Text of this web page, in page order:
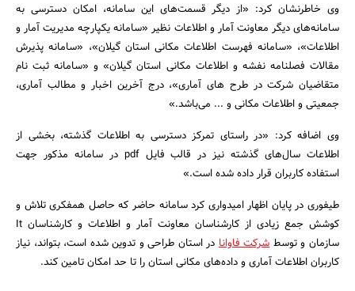
وی خاطرنشان کرد: «از دیگر قسمت‌های این سامانه، امکان دسترسی به
سامانه‌های دیگر معاونت آمار و اطلاعات نظیر «سامانه یکپارچه مدیریت آمار و
اطلاعات»، «سامانه فهرست اطلاعات مکانی استان گیلان»، «سامانه پذیرش
مقالات فصلنامه نفشه و اطلاعات مکانی استان گیلان» و «سامانه ثبت نام
متقاضیان شرکت در طرح های آماری»، درج آخرین اخبار و مطالب آماری،
جمعیتی و اطلاعات مکانی و ... می‌باشد.»
وی اضافه کرد: «در راستای تمرکز دسترسی به اطلاعات گذشته، بخشی از
اطلاعات سال‌های گذشته نیز در قالب فایل pdf در سامانه مذکور جهت
استفاده کاربران قرار داده شده است.»
طیفوری در پایان اظهار امیدواری کرد سامانه حاضر که حاصل همفکری تلاش و
کوشش جمع زیادی از کارشناسان معاونت آمار و اطلاعات و کارشناسان It
سازمان و توسطشرکت فاوانادر استان طراحی و تدوین شده است، بتواند، نیاز
کاربران اطلاعات آماری و داده‌های مکانی استان را تا حد امکان تامین کند.